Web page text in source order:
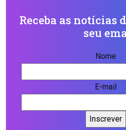
Receba as notícias
seu
Nome
E-mail